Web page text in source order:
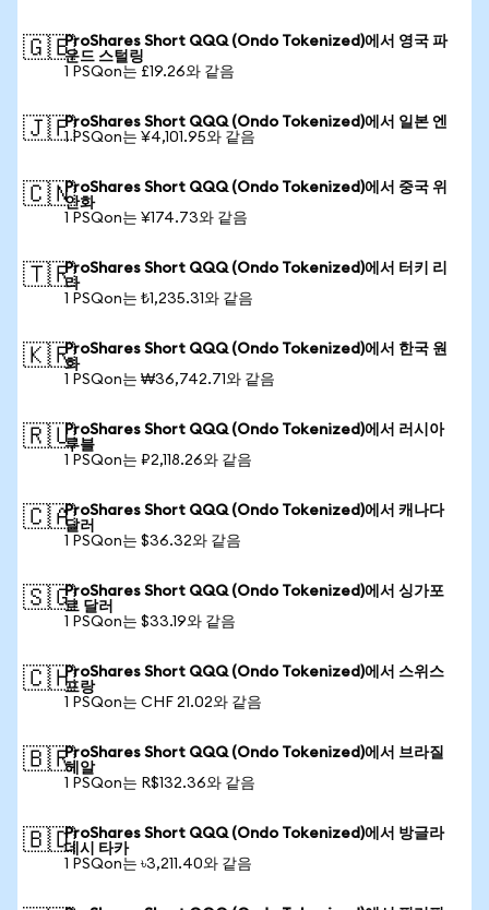
🇬🇧ProShares Short QQQ (Ondo Tokenized)에서 영국 파
운드 스털링
1 PSQon는 £19.26와 같음
🇯🇵ProShares Short QQQ (Ondo Tokenized)에서 일본 엔
1 PSQon는 ¥4,101.95와 같음
🇨🇳ProShares Short QQQ (Ondo Tokenized)에서 중국 위
안화
1 PSQon는 ¥174.73와 같음
🇹🇷ProShares Short QQQ (Ondo Tokenized)에서 터키 리
라
1 PSQon는 ₺1,235.31와 같음
🇰🇷ProShares Short QQQ (Ondo Tokenized)에서 한국 원
화
1 PSQon는 ₩36,742.71와 같음
🇷🇺ProShares Short QQQ (Ondo Tokenized)에서 러시아
루블
1 PSQon는 ₽2,118.26와 같음
🇨🇦ProShares Short QQQ (Ondo Tokenized)에서 캐나다
달러
1 PSQon는 $36.32와 같음
🇸🇬ProShares Short QQQ (Ondo Tokenized)에서 싱가포
르 달러
1 PSQon는 $33.19와 같음
🇨🇭ProShares Short QQQ (Ondo Tokenized)에서 스위스
프랑
1 PSQon는 CHF 21.02와 같음
🇧🇷ProShares Short QQQ (Ondo Tokenized)에서 브라질
헤알
1 PSQon는 R$132.36와 같음
🇧🇩ProShares Short QQQ (Ondo Tokenized)에서 방글라
데시 타카
1 PSQon는 ৳3,211.40와 같음